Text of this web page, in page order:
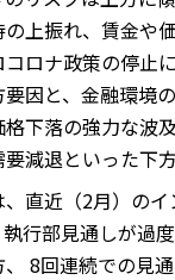
上振れ、賃金や
ロナ政策の停止
因と、金融環境
下落の強力な波
減退といった下
直近（2月）の
行部見通しが過
8回連続での見